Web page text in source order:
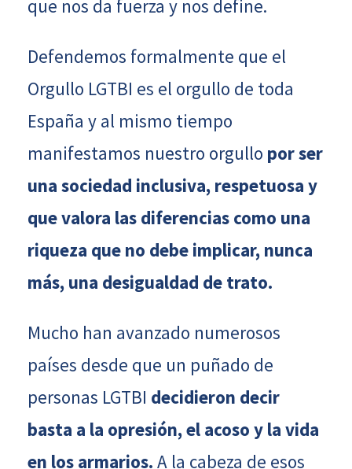
que nos da fuerza y nos define.
Defendemos formalmente que el
Orgullo LGTBI es el orgullo de toda
España y al mismo tiempo
manifestamos nuestro orgullo por ser
una sociedad inclusiva, respetuosa y
que valora las diferencias como una
riqueza que no debe implicar, nunca
más, una desigualdad de trato.
Mucho han avanzado numerosos
países desde que un puñado de
personas LGTBI decidieron decir
basta a la opresión, el acoso y la vida
en los armarios. A la cabeza de esos